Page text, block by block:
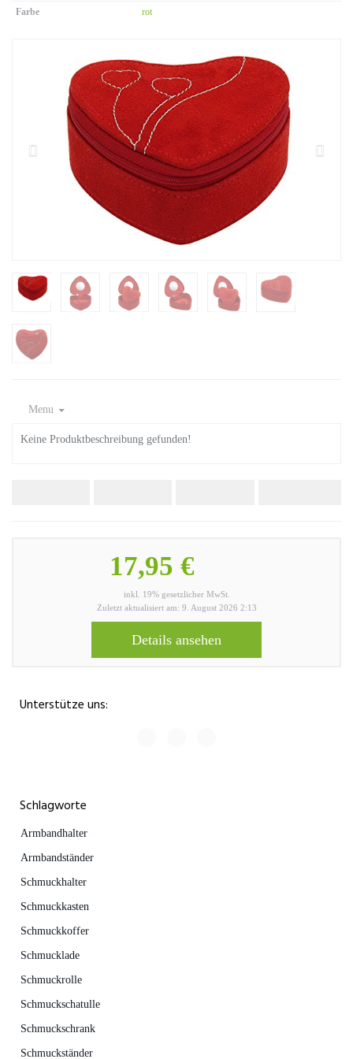
Farbe
rot
Menu
Keine Produktbeschreibung gefunden!
17,95 €
inkl. 19% gesetzlicher MwSt.
Zuletzt aktualisiert am: 9. August 2026 2:13
Details ansehen
Unterstütze uns:
Schlagworte
Armbandhalter
Armbandständer
Schmuckhalter
Schmuckkasten
Schmuckkoffer
Schmucklade
Schmuckrolle
Schmuckschatulle
Schmuckschrank
Schmuckständer